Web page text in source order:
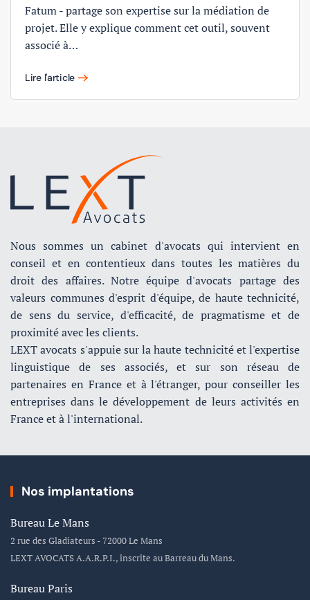
Fatum - partage son expertise sur la médiation de
projet. Elle y explique comment cet outil, souvent
associé à…
Lire l'article
Nous sommes un cabinet d'avocats qui intervient en
conseil et en contentieux dans toutes les matières du
droit des affaires. Notre équipe d'avocats partage des
valeurs communes d'esprit d'équipe, de haute technicité,
de sens du service, d'efficacité, de pragmatisme et de
proximité avec les clients.
LEXT avocats s'appuie sur la haute technicité et l'expertise
linguistique de ses associés, et sur son réseau de
partenaires en France et à l'étranger, pour conseiller les
entreprises dans le développement de leurs activités en
France et à l'international.
Nos implantations
Bureau Le Mans
2 rue des Gladiateurs - 72000 Le Mans
LEXT AVOCATS A.A.R.P.I., inscrite au Barreau du Mans.
Bureau Paris